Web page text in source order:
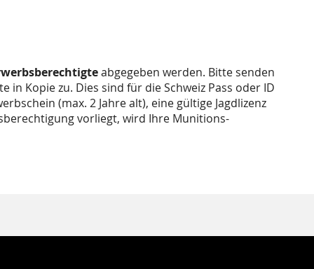
abgegeben werden. Bitte senden
in Kopie zu. Dies sind für die Schweiz Pass oder ID
(max. 2 Jahre alt), eine gültige Jagdlizenz
vorliegt, wird Ihre Munitions-